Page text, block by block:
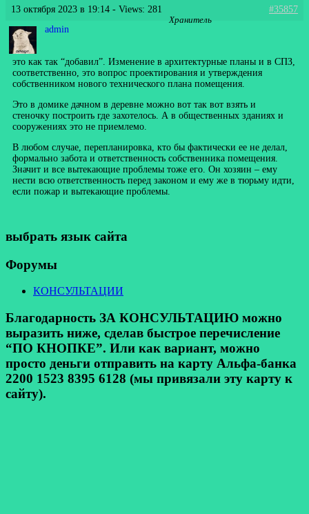
13 октября 2023 в 19:14 - Views: 281
#35857
admin
Хранитель
это как так “добавил”. Изменение в архитектурные планы и в СПЗ,
соответственно, это вопрос проектирования и утверждения
собственником нового технического плана помещения.
Это в домике дачном в деревне можно вот так вот взять и
стеночку построить где захотелось. А в общественных зданиях и
сооружениях это не приемлемо.
В любом случае, перепланировка, кто бы фактически ее не делал,
формально забота и ответственность собственника помещения.
Значит и все вытекающие проблемы тоже его. Он хозяин – ему
нести всю ответственность перед законом и ему же в тюрьму идти,
если пожар и вытекающие проблемы.
выбрать язык сайта
Форумы
КОНСУЛЬТАЦИИ
Благодарность ЗА КОНСУЛЬТАЦИЮ можно
выразить ниже, сделав быстрое перечисление
“ПО КНОПКЕ”. Или как вариант, можно
просто деньги отправить на карту Альфа-банка
2200 1523 8395 6128 (мы привязали эту карту к
сайту).